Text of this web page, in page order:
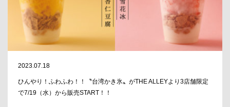
2023.07.18
ひんやり！ふわふわ！！〝台湾かき氷〟がTHE ALLEYより3店舗限定
で7/19（水）から販売START！！